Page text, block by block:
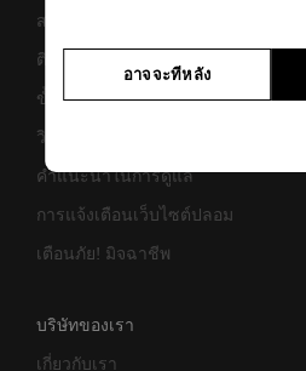
อาจจะทีหลัง
สอบถามข้อมูลทางธุรกิจ
ติดตามสถานะสินค้า
ขั้นตอนการผ่อนชำระ
วิธีเซ็ตรหัสล็อค
คำแนะนำในการดูแล
การแจ้งเตือนเว็บไซต์ปลอม
เตือนภัย! มิจฉาชีพ
บริษัทของเรา
เกี่ยวกับเรา